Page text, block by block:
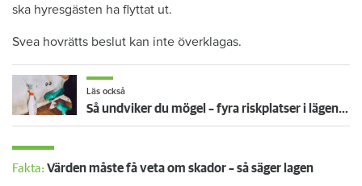
ska hyresgästen ha flyttat ut.
Svea hovrätts beslut kan inte överklagas.
Läs också
Så undviker du mögel – fyra riskplatser i lägenheten: ”Måste städa bort”
Fakta: Värden måste få veta om skador – så säger lagen